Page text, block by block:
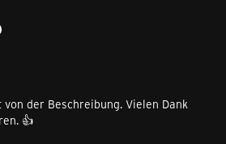
der Beschreibung. Vielen Dank
👍